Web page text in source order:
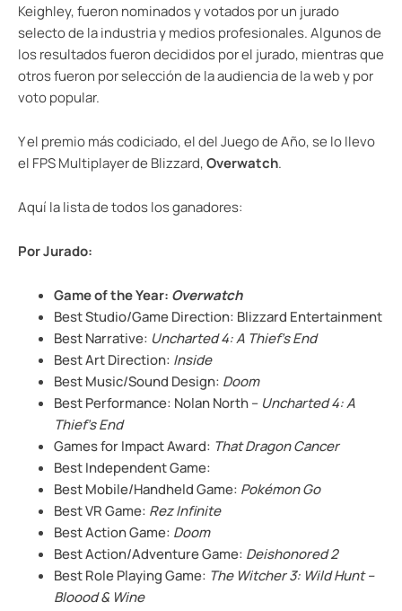
Keighley, fueron nominados y votados por un jurado
selecto de la industria y medios profesionales. Algunos de
los resultados fueron decididos por el jurado, mientras que
otros fueron por selección de la audiencia de la web y por
voto popular.
Y el premio más codiciado, el del Juego de Año, se lo llevo
el FPS Multiplayer de Blizzard,Overwatch.
Aquí la lista de todos los ganadores:
Por Jurado:
Game of the Year: Overwatch
Best Studio/Game Direction: Blizzard Entertainment
Best Narrative: Uncharted 4: A Thief’s End
Best Art Direction: Inside
Best Music/Sound Design: Doom
Best Performance: Nolan North – Uncharted 4: A
Thief’s End
Games for Impact Award: That Dragon Cancer
Best Independent Game:
Best Mobile/Handheld Game: Pokémon Go
Best VR Game: Rez Infinite
Best Action Game: Doom
Best Action/Adventure Game: Deishonored 2
Best Role Playing Game: The Witcher 3: Wild Hunt –
Bloood & Wine